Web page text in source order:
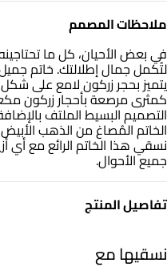
ملاحظات المصمم
في بعض الأحيان، كل ما
لتُكمل جمال إطلالتك. خاتم
يتميز بحجر زركون لامع على
كمثرى مرصعة بأحجار زركون
التصميم البسيط الملتف
نسقي هذا الخاتم الرائع مع أي
جميع الأحوال.
تفاصيل المنتج
ذهب أبيض 18 قيراط
نسقيها مع